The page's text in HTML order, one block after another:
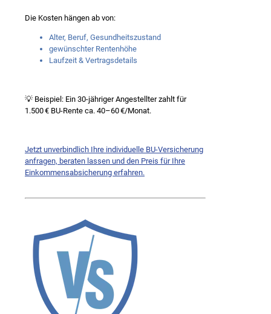
Die Kosten hängen ab von:
Alter, Beruf, Gesundheitszustand
gewünschter Rentenhöhe
Laufzeit & Vertragsdetails
💡 Beispiel: Ein 30-jähriger Angestellter zahlt für
1.500 € BU-Rente ca. 40–60 €/Monat.
Jetzt unverbindlich Ihre individuelle BU-Versicherung
anfragen, beraten lassen und den Preis für Ihre
Einkommensabsicherung erfahren.